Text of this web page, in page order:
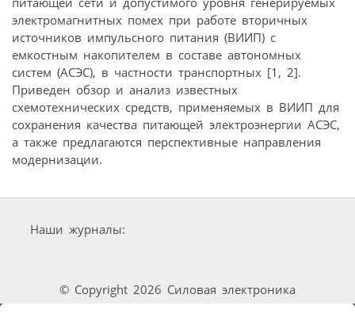
электромагнитных помех при работе вторичных
источников импульсного питания (ВИИП) с
емкостным накопителем в составе автономных
систем (АСЭС), в частности транспортных [1, 2].
Приведен обзор и анализ известных
схемотехнических средств, применяемых в ВИИП для
сохранения качества питающей электроэнергии АСЭС,
а также предлагаются перспективные направления
модернизации.
Наши журналы:
© Copyright 2026 Силовая электроника